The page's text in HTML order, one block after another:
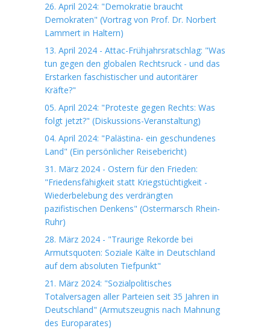
26. April 2024: "Demokratie braucht
Demokraten" (Vortrag von Prof. Dr. Norbert
Lammert in Haltern)
13. April 2024 - Attac-Frühjahrsratschlag: "Was
tun gegen den globalen Rechtsruck - und das
Erstarken faschistischer und autoritärer
Kräfte?"
05. April 2024: "Proteste gegen Rechts: Was
folgt jetzt?" (Diskussions-Veranstaltung)
04. April 2024: "Palästina- ein geschundenes
Land" (Ein persönlicher Reisebericht)
31. März 2024 - Ostern für den Frieden:
"Friedensfähigkeit statt Kriegstüchtigkeit -
Wiederbelebung des verdrängten
pazifistischen Denkens" (Ostermarsch Rhein-
Ruhr)
28. März 2024 - "Traurige Rekorde bei
Armutsquoten: Soziale Kälte in Deutschland
auf dem absoluten Tiefpunkt"
21. März 2024: "Sozialpolitisches
Totalversagen aller Parteien seit 35 Jahren in
Deutschland" (Armutszeugnis nach Mahnung
des Europarates)